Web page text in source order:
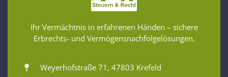
Ihr Vermächtnis in erfahrenen Händen – sichere
Erbrechts- und Vermögensnachfolgelösungen.
Weyerhofstraße 71, 47803 Krefeld